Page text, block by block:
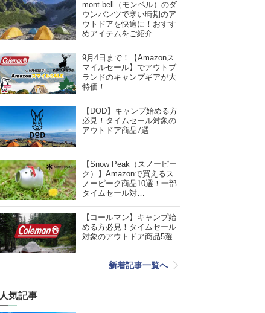
mont-bell（モンベル）のダ
ウンパンツで寒い時期のア
ウトドアを快適に！おすす
めアイテムをご紹介
9月4日まで！【Amazonス
マイルセール】でアウトブ
ランドのキャンプギアが大
特価！
【DOD】キャンプ始める方
必見！タイムセール対象の
アウトドア商品7選
【Snow Peak（スノーピー
ク）】Amazonで買えるス
ノーピーク商品10選！一部
タイムセール対…
【コールマン】キャンプ始
める方必見！タイムセール
対象のアウトドア商品5選
新着記事一覧へ
人気記事